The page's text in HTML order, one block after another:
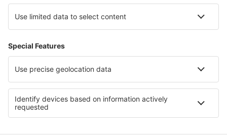
Ubytování in Liguria Ubytování in Lake Titicaca